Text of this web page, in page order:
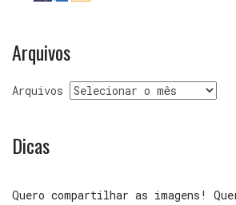
Arquivos
Arquivos
Dicas
Quero compartilhar as imagens!